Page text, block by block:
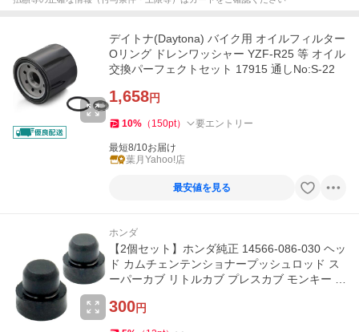
デイトナ(Daytona) バイク用 オイルフィルター
Oリング ドレンワッシャー YZF-R25 等 オイル
交換パーフェクトセット 17915 通しNo:S-22
1,658円
10% （ 150pt） 要エントリー
最短8/10お届け
葉月Yahoo!店
最安値を見る
ホンダ
【2個セット】ホンダ純正 14566-086-030 ヘッ
ド カムチェンテンショナープッシュロッド ス
ーパーカブ リトルカブ プレスカブ モンキー ゴ
300円